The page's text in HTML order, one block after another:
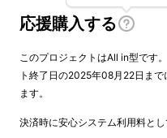
応援購入する
このプロジェクトはAll in型です
ト終了日の2025年08月22日ま
ます。
決済時に安心システム利用料と